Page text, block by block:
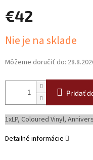
€42
cena:
Nie je na sklade
Môžeme doručiť do:
Pridať
1xLP, Coloured Vinyl,
Detailné informácie